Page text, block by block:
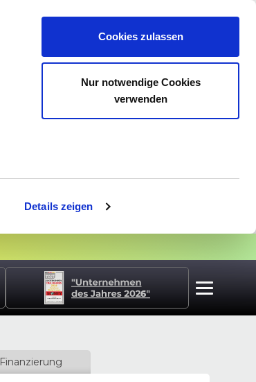
Details zeigen
Cookies zulassen
Nur notwendige Cookies
verwenden
Finanzierung